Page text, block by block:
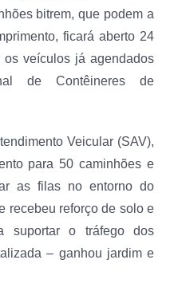
bitrem, que podem a
ficará aberto 24
veículos já agendados
de Contêineres de
Veicular (SAV),
para 50 caminhões e
as filas no entorno do
recebeu reforço de solo e
suportar o tráfego dos
– ganhou jardim e